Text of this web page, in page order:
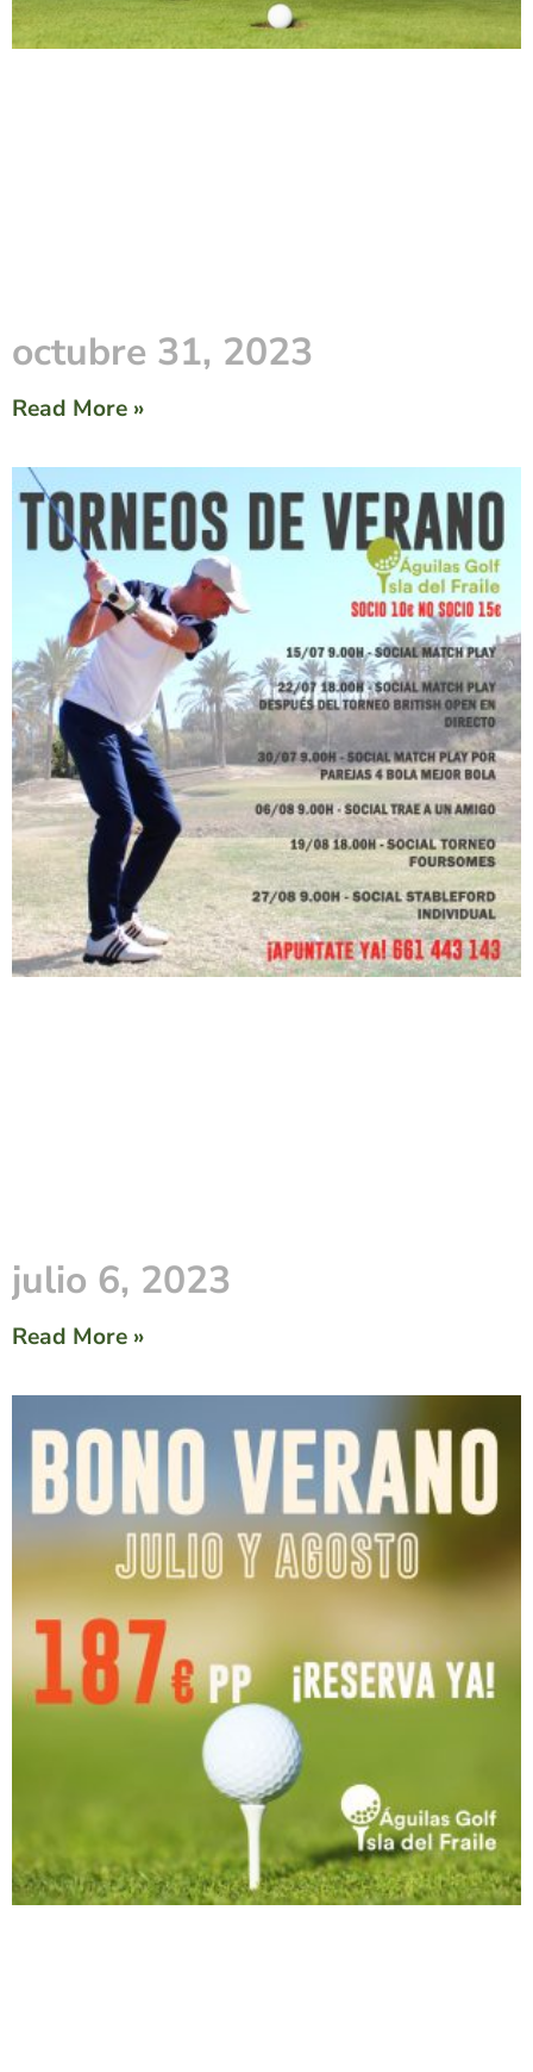
octubre 31, 2023
Read More »
julio 6, 2023
Read More »